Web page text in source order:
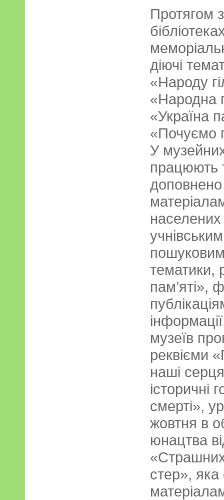
Протягом
діючі
«Народу
«Народна
«Україна
«Почуємо
У
працюють
тематики,
пам’яті»,
музеїв
реквієми
наші
історичні
смерті»,
жовтня в
юнацтва
«Страшних
стер»,